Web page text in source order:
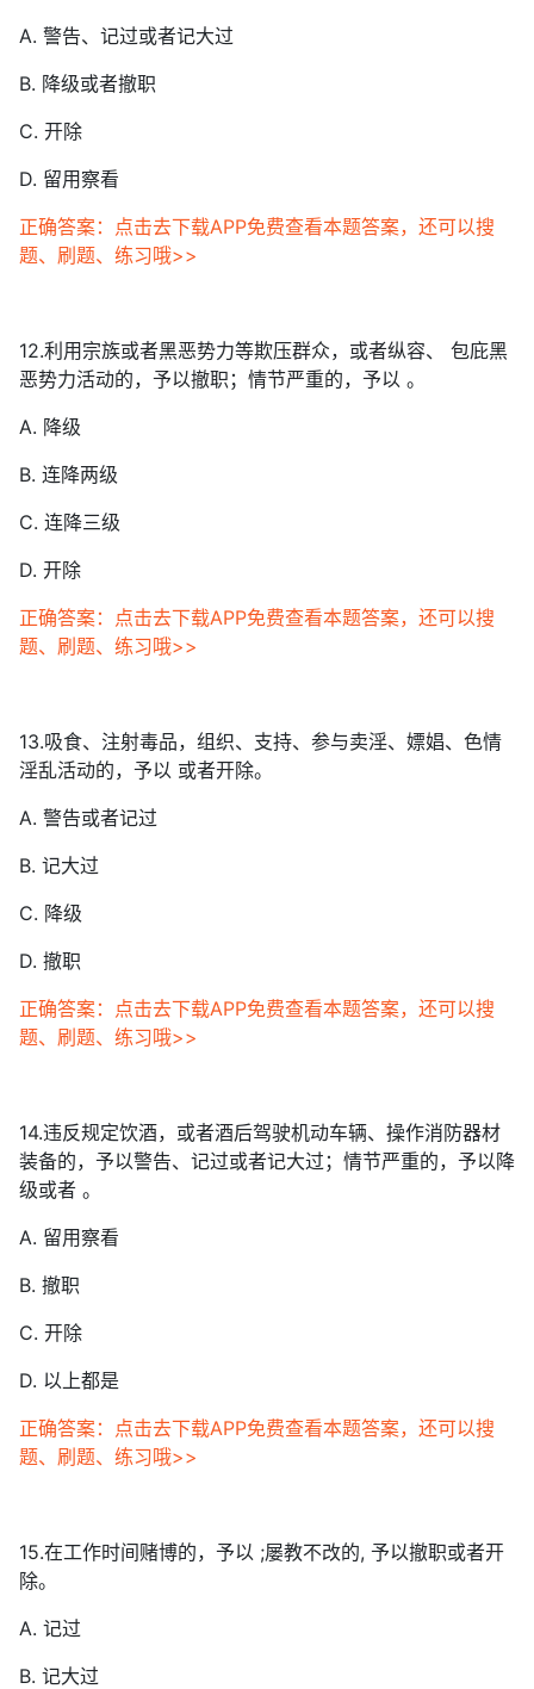
A. 警告、记过或者记大过
B. 降级或者撤职
C. 开除
D. 留用察看
正确答案：点击去下载APP免费查看本题答案，还可以搜
题、刷题、练习哦>>
12.利用宗族或者黑恶势力等欺压群众，或者纵容、 包庇黑
恶势力活动的，予以撤职；情节严重的，予以 。
A. 降级
B. 连降两级
C. 连降三级
D. 开除
正确答案：点击去下载APP免费查看本题答案，还可以搜
题、刷题、练习哦>>
13.吸食、注射毒品，组织、支持、参与卖淫、嫖娼、色情
淫乱活动的，予以 或者开除。
A. 警告或者记过
B. 记大过
C. 降级
D. 撤职
正确答案：点击去下载APP免费查看本题答案，还可以搜
题、刷题、练习哦>>
14.违反规定饮酒，或者酒后驾驶机动车辆、操作消防器材
装备的，予以警告、记过或者记大过；情节严重的，予以降
级或者 。
A. 留用察看
B. 撤职
C. 开除
D. 以上都是
正确答案：点击去下载APP免费查看本题答案，还可以搜
题、刷题、练习哦>>
15.在工作时间赌博的，予以 ;屡教不改的, 予以撤职或者开
除。
A. 记过
B. 记大过